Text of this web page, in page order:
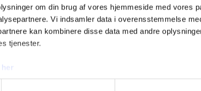
om din brug af vores hjemmeside med vores
Vi indsamler data i overensstemmelse
kan kombinere disse data med andre
tjenester.
her